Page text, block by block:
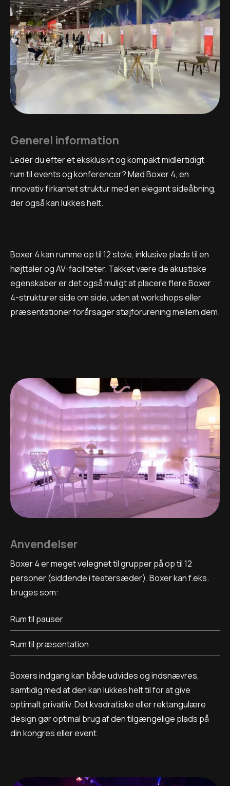
Generel information
Leder du efter et eksklusivt og kompakt midlertidigt
rum til events og konferencer? Mød Boxer 4, en
innovativ firkantet struktur med en elegant sideåbning,
der også kan lukkes helt.
Boxer 4 kan rumme op til 12 stole, inklusive plads til en
højttaler og AV-faciliteter. Takket være de akustiske
egenskaber er det også muligt at placere flere Boxer
4-strukturer side om side, uden at workshops eller
præsentationer forårsager støjforurening mellem dem.
Anvendelser
Boxer 4 er meget velegnet til grupper på op til 12
personer (siddende i teatersæder). Boxer kan f.eks.
bruges som:
Rum til pauser
Rum til præsentation
Boxers indgang kan både udvides og indsnævres,
samtidig med at den kan lukkes helt til for at give
optimalt privatliv. Det kvadratiske eller rektangulære
design gør optimal brug af den tilgængelige plads på
din kongres eller event.